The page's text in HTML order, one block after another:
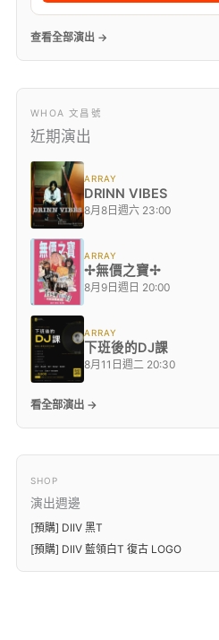
查看全部演出 →
WHOA 文昌號
近期演出
ARRAY
DRINN VIBES
8月8日週六 23:00
ARRAY
✢無價之寶✢
8月9日週日 20:00
ARRAY
下班後的DJ課
8月11日週二 20:30
看全部演出 →
SHOP
演出週邊
[預購] DIIV 黑T
[預購] DIIV 藍領白T 復古 LOGO